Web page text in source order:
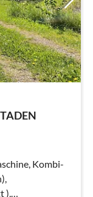
Kombi-
),